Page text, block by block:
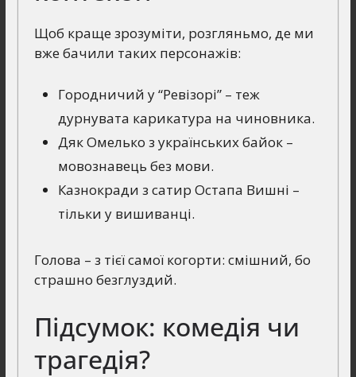
Щоб краще зрозуміти, розгляньмо, де ми
вже бачили таких персонажів:
Городничий у “Ревізорі” – теж
дурнувата карикатура на чиновника.
Дяк Омелько з українських байок –
мовознавець без мови.
Казнокради з сатир Остапа Вишні –
тільки у вишиванці.
Голова – з тієї самої когорти: смішний, бо
страшно безглуздий.
Підсумок: комедія чи
трагедія?